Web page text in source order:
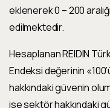
eklenerek 0 – 200
edilmektedir.
Hesaplanan REIDIN
Endeksi değerinin
hakkındaki güvenin
ise sektör hakkındaki